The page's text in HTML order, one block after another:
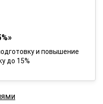
и повышение
до 15%